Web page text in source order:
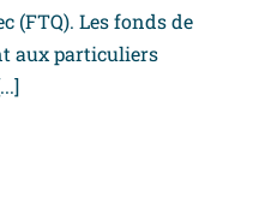
(FTQ). Les fonds de
aux particuliers